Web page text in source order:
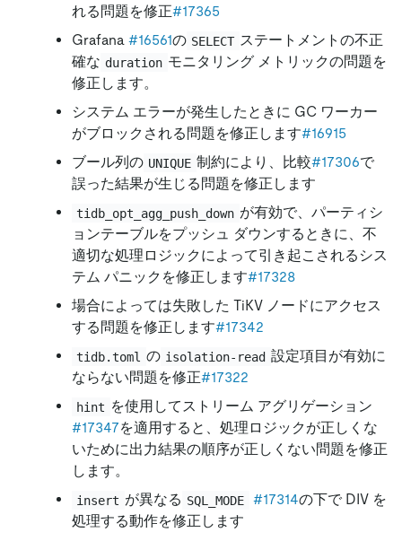
れる問題を修正#17365
Grafana #16561の SELECT ステートメントの不正
確な duration モニタリング メトリックの問題を
修正します。
システム エラーが発生したときに GC ワーカー
がブロックされる問題を修正します#16915
ブール列の UNIQUE 制約により、比較#17306で
誤った結果が生じる問題を修正します
tidb_opt_agg_push_down が有効で、パーティシ
ョンテーブルをプッシュ ダウンするときに、不
適切な処理ロジックによって引き起こされるシス
テム パニックを修正します#17328
場合によっては失敗した TiKV ノードにアクセス
する問題を修正します#17342
tidb.toml の isolation-read 設定項目が有効に
ならない問題を修正#17322
hint を使用してストリーム アグリゲーション
#17347を適用すると、処理ロジックが正しくな
いために出力結果の順序が正しくない問題を修正
します。
insert が異なる SQL_MODE #17314の下で DIV を
処理する動作を修正します